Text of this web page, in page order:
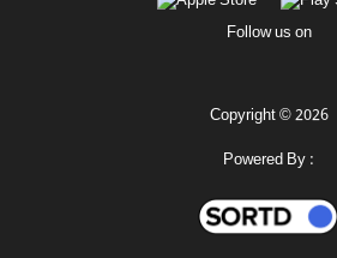
Follow us on
Copyright © 2026
Powered By :